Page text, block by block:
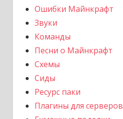
Ошибки Майнкрафт
Звуки
Команды
Песни о Майнкрафт
Схемы
Сиды
Ресурс паки
Плагины для серверов